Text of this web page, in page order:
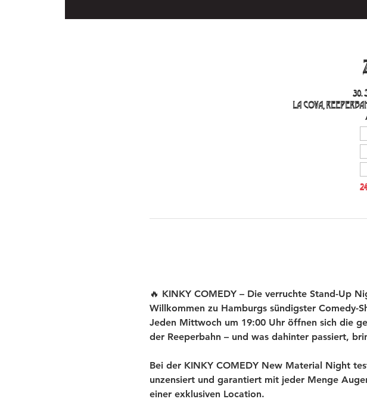
30.
La Cova,
🔥 KINKY COMEDY – Die verruchte Stand-Up
Willkommen zu Hamburgs sündigster Comedy-
Jeden Mittwoch um 19:00 Uhr öffnen sich die
der Reeperbahn – und was dahinter passiert,
Bei der KINKY COMEDY New Material Night
unzensiert und garantiert mit jeder Menge
einer exklusiven Location.